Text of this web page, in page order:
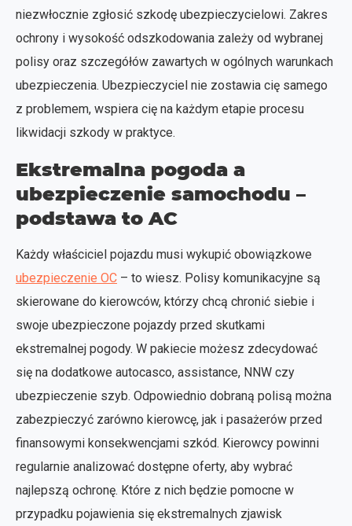
niezwłocznie zgłosić szkodę ubezpieczycielowi. Zakres
ochrony i wysokość odszkodowania zależy od wybranej
polisy oraz szczegółów zawartych w ogólnych warunkach
ubezpieczenia. Ubezpieczyciel nie zostawia cię samego
z problemem, wspiera cię na każdym etapie procesu
likwidacji szkody w praktyce.
Ekstremalna pogoda a
ubezpieczenie samochodu –
podstawa to AC
Każdy właściciel pojazdu musi wykupić obowiązkowe
ubezpieczenie OC – to wiesz. Polisy komunikacyjne są
skierowane do kierowców, którzy chcą chronić siebie i
swoje ubezpieczone pojazdy przed skutkami
ekstremalnej pogody. W pakiecie możesz zdecydować
się na dodatkowe autocasco, assistance, NNW czy
ubezpieczenie szyb. Odpowiednio dobraną polisą można
zabezpieczyć zarówno kierowcę, jak i pasażerów przed
finansowymi konsekwencjami szkód. Kierowcy powinni
regularnie analizować dostępne oferty, aby wybrać
najlepszą ochronę. Które z nich będzie pomocne w
przypadku pojawienia się ekstremalnych zjawisk